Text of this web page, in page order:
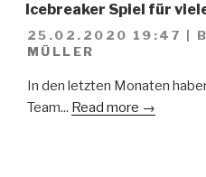
Icebreaker Spiel für
25.02.2020 19:47
MÜLLER
In den letzten Monaten
Team... Read more →